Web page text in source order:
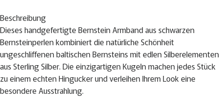
Beschreibung
Dieses handgefertigte Bernstein Armband aus schwarzen
Bernsteinperlen kombiniert die natürliche Schönheit
ungeschliffenen baltischen Bernsteins mit edlen Silberelementen
aus Sterling Silber. Die einzigartigen Kugeln machen jedes Stück
zu einem echten Hingucker und verleihen Ihrem Look eine
besondere Ausstrahlung.